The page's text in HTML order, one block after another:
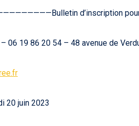
d’inscription pour
06 19 86 20 54 – 48 avenue de
20 juin 2023